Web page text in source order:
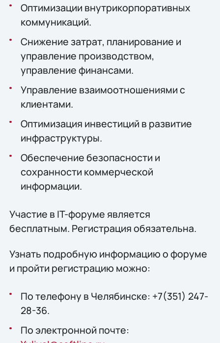
Оптимизации внутрикорпоративных
коммуникаций.
Снижение затрат, планирование и
управление производством,
управление финансами.
Управление взаимоотношениями с
клиентами.
Оптимизация инвестиций в развитие
инфраструктуры.
Обеспечение безопасности и
сохранности коммерческой
информации.
Участие в IT-форуме является
бесплатным. Регистрация обязательна.
Узнать подробную информацию о форуме
и пройти регистрацию можно:
По телефону в Челябинске: +7(351) 247-
28-36.
По электронной почте: